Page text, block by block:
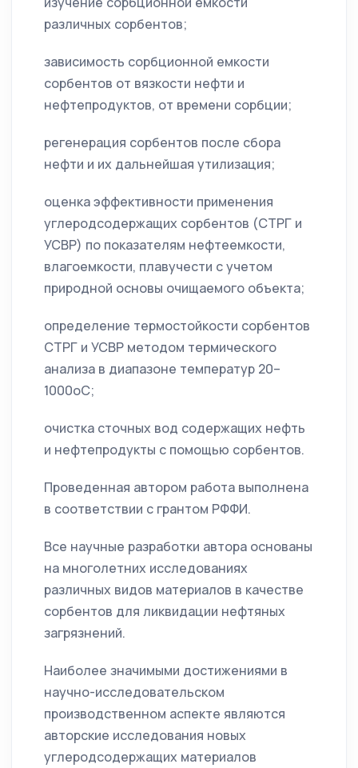
различных сорбентов;
зависимость сорбционной емкости
сорбентов от вязкости нефти и
нефтепродуктов, от времени сорбции;
регенерация сорбентов после сбора
нефти и их дальнейшая утилизация;
оценка эффективности применения
углеродсодержащих сорбентов (СТРГ и
УСВР) по показателям нефтеемкости,
влагоемкости, плавучести с учетом
природной основы очищаемого объекта;
определение термостойкости сорбентов
СТРГ и УСВР методом термического
анализа в диапазоне температур 20–
1000оС;
очистка сточных вод содержащих нефть
и нефтепродукты с помощью сорбентов.
Проведенная автором работа выполнена
в соответствии с грантом РФФИ.
Все научные разработки автора основаны
на многолетних исследованиях
различных видов материалов в качестве
сорбентов для ликвидации нефтяных
загрязнений.
Наиболее значимыми достижениями в
научно-исследовательском
производственном аспекте являются
авторские исследования новых
углеродсодержащих материалов